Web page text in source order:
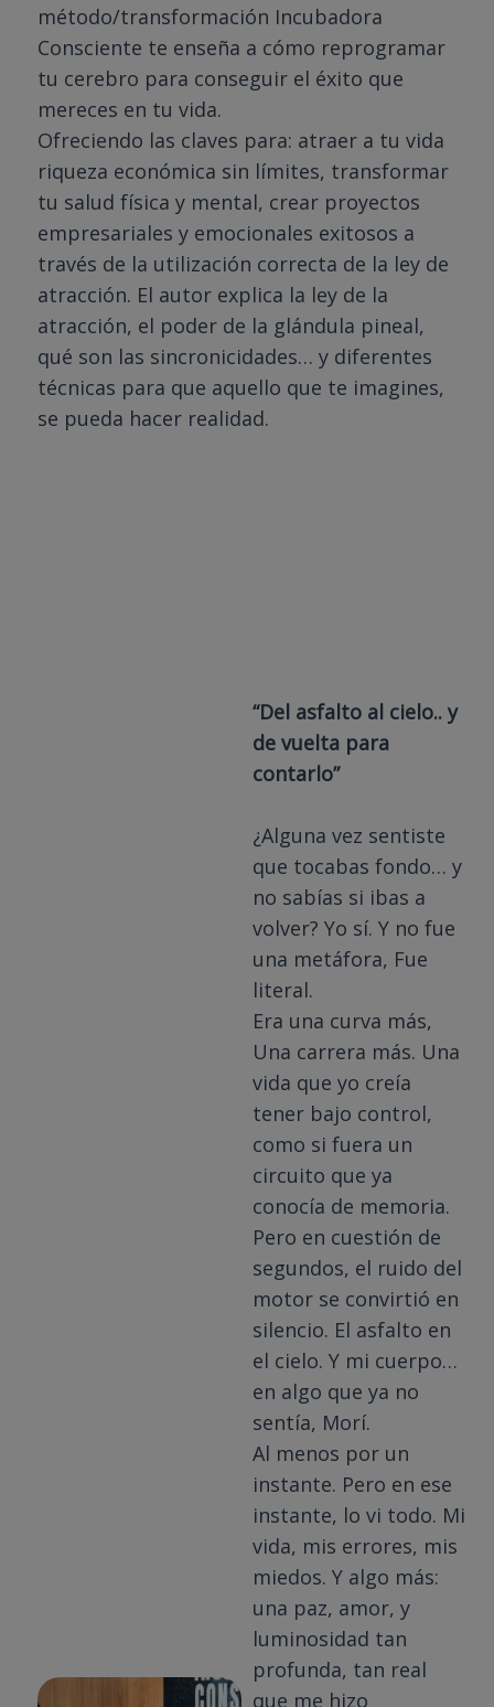
método/transformación Incubadora
Consciente te enseña a cómo reprogramar
tu cerebro para conseguir el éxito que
mereces en tu vida.
Ofreciendo las claves para: atraer a tu vida
riqueza económica sin límites, transformar
tu salud física y mental, crear proyectos
empresariales y emocionales exitosos a
través de la utilización correcta de la ley de
atracción. El autor explica la ley de la
atracción, el poder de la glándula pineal,
qué son las sincronicidades… y diferentes
técnicas para que aquello que te imagines,
se pueda hacer realidad.
“Del asfalto al cielo.. y
de vuelta para
contarlo”
¿Alguna vez sentiste
que tocabas fondo… y
no sabías si ibas a
volver? Yo sí. Y no fue
una metáfora, Fue
literal.
Era una curva más,
Una carrera más. Una
vida que yo creía
tener bajo control,
como si fuera un
circuito que ya
conocía de memoria.
Pero en cuestión de
segundos, el ruido del
motor se convirtió en
silencio. El asfalto en
el cielo. Y mi cuerpo…
en algo que ya no
sentía, Morí.
Al menos por un
instante. Pero en ese
instante, lo vi todo. Mi
vida, mis errores, mis
miedos. Y algo más:
una paz, amor, y
luminosidad tan
profunda, tan real
que me hizo